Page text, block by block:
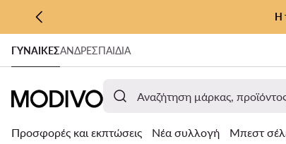
ΜΕΤΆΒΑΣΗ ΣΤΟ ΚΎΡΙΟ ΠΕΡΙΕΧΌΜΕΝΟ
ΜΕΤΆΒΑΣΗ ΣΤΗΝ ΑΝΑΖΉΤΗΣΗ
Η
ΓΥΝΑΊΚΕΣΑΝΔΡΕΣΠΑΙΔΙΑ
Προσφορές και εκπτώσεις Νέα συλλογή Μπεστ